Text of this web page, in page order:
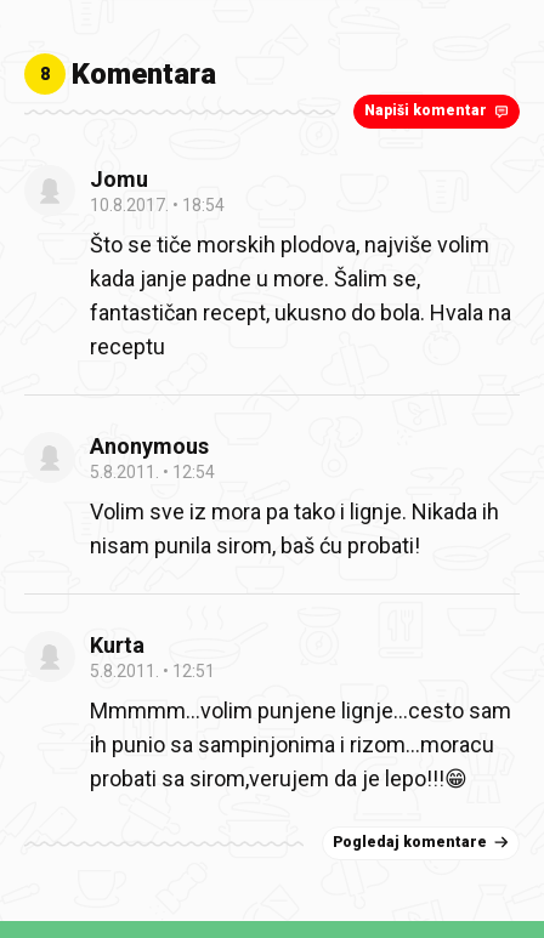
8 Komentara
Napiši komentar
Jomu
10.8.2017. 18:54
Što se tiče morskih plodova, najviše volim
kada janje padne u more. Šalim se,
fantastičan recept, ukusno do bola. Hvala na
receptu
Anonymous
5.8.2011. 12:54
Volim sve iz mora pa tako i lignje. Nikada ih
nisam punila sirom, baš ću probati!
Kurta
5.8.2011. 12:51
Mmmmm...volim punjene lignje...cesto sam
ih punio sa sampinjonima i rizom...moracu
probati sa sirom,verujem da je lepo!!!😁
Pogledaj komentare